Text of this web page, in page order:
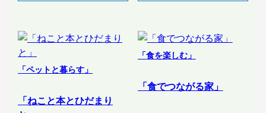
「ペットと暮らす」
「ねこと本とひだまり
「食を楽しむ」
「食でつながる家」